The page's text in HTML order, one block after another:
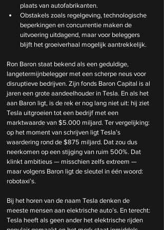
plaats van autofabrikanten.
Obstakels zoals regelgeving, technologische
beperkingen en concurrentie maken de
uitvoering uitdagend, maar voor beleggers
blijft het groeiverhaal mogelijk aantrekkelijk.
Ron Baron staat bekend als een geduldige,
langetermijnbelegger met een scherpe neus voor
disruptieve bedrijven. Zijn fonds Baron Capital is al
jaren een grote aandeelhouder in Tesla. En als het
aan Baron ligt, is de rek er nog lang niet uit: hij ziet
Tesla uitgroeien tot een bedrijf met een
marktwaarde van $5.000 miljard. Ter vergelijking:
op het moment van schrijven ligt Tesla’s
waardering rond de $875 miljard. Dat zou dus
neerkomen op een stijging van ruim 500%. Dat
klinkt ambitieus — misschien zelfs extreem —
maar volgens Baron ligt de sleutel in één woord:
robotaxi’s.
Bij het horen van de naam Tesla denken de
meeste mensen aan elektrische auto’s. En terecht:
Tesla heeft als geen ander het elektrische rijden